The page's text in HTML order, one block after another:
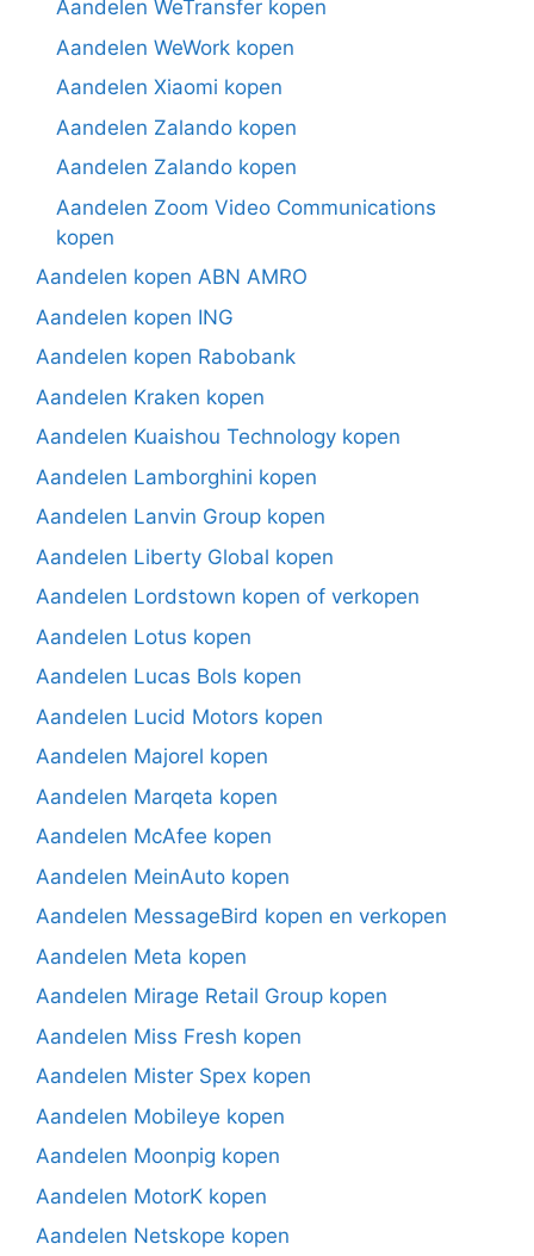
Aandelen WeTransfer kopen
Aandelen WeWork kopen
Aandelen Xiaomi kopen
Aandelen Zalando kopen
Aandelen Zalando kopen
Aandelen Zoom Video Communications
kopen
Aandelen kopen ABN AMRO
Aandelen kopen ING
Aandelen kopen Rabobank
Aandelen Kraken kopen
Aandelen Kuaishou Technology kopen
Aandelen Lamborghini kopen
Aandelen Lanvin Group kopen
Aandelen Liberty Global kopen
Aandelen Lordstown kopen of verkopen
Aandelen Lotus kopen
Aandelen Lucas Bols kopen
Aandelen Lucid Motors kopen
Aandelen Majorel kopen
Aandelen Marqeta kopen
Aandelen McAfee kopen
Aandelen MeinAuto kopen
Aandelen MessageBird kopen en verkopen
Aandelen Meta kopen
Aandelen Mirage Retail Group kopen
Aandelen Miss Fresh kopen
Aandelen Mister Spex kopen
Aandelen Mobileye kopen
Aandelen Moonpig kopen
Aandelen MotorK kopen
Aandelen Netskope kopen